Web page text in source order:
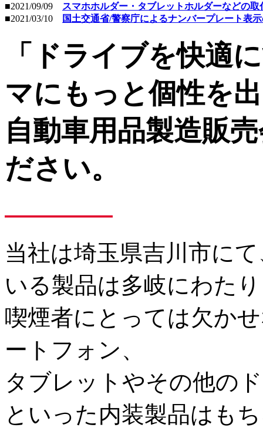
■2021/09/09
スマホホルダー・タブレットホルダーなどの
■2021/03/10
国土交通省/警察庁によるナンバープレート表
「ドライブを快適
マにもっと個性を
自動車用品製造販
ださい。
━━━━
当社は埼玉県吉川市に
いる製品は多岐にわた
喫煙者にとっては欠か
ートフォン、
タブレットやその他の
といった内装製品はも